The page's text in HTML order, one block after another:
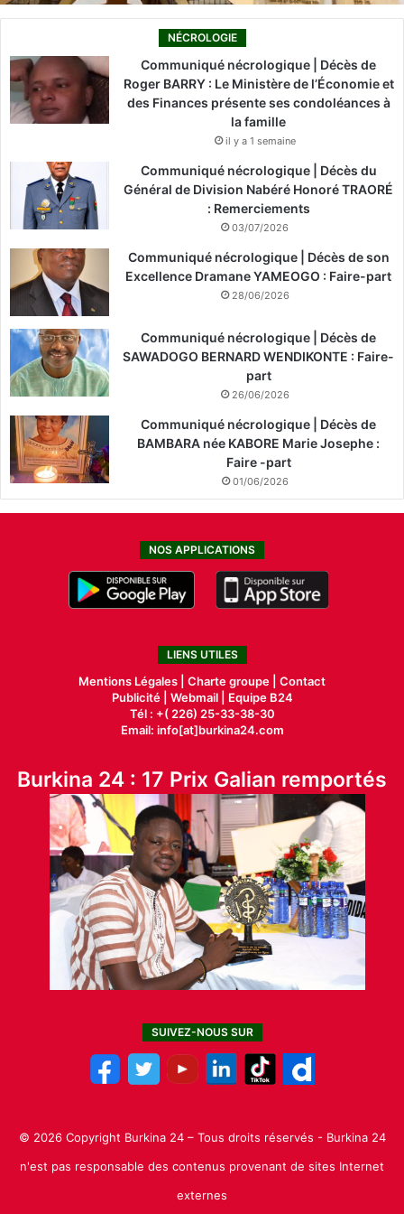
NÉCROLOGIE
Communiqué nécrologique | Décès de
Roger BARRY : Le Ministère de l’Économie et
des Finances présente ses condoléances à
la famille
il y a 1 semaine
Communiqué nécrologique | Décès du
Général de Division Nabéré Honoré TRAORÉ
: Remerciements
03/07/2026
Communiqué nécrologique | Décès de son
Excellence Dramane YAMEOGO : Faire-part
28/06/2026
Communiqué nécrologique | Décès de
SAWADOGO BERNARD WENDIKONTE : Faire-
part
26/06/2026
Communiqué nécrologique | Décès de
BAMBARA née KABORE Marie Josephe :
Faire -part
01/06/2026
NOS APPLICATIONS
LIENS UTILES
Mentions Légales | Charte groupe | Contact
Publicité| Webmail |
Equipe B24
Tél : +( 226) 25-33-38-30
Email: info[at]burkina24.com
Burkina 24 : 17 Prix Galian remportés
SUIVEZ-NOUS SUR
© 2026 Copyright Burkina 24 – Tous droits réservés - Burkina 24
n'est pas responsable des contenus provenant de sites Internet
externes